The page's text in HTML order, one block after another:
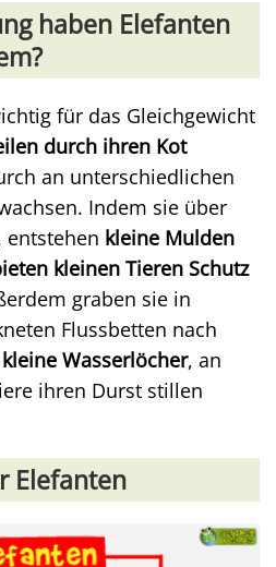
haben Elefanten
für das Gleichgewicht
durch ihren Kot
an unterschiedlichen
Indem sie über
entstehen kleine Mulden
kleinen Tieren Schutz
graben sie in
Flussbetten nach
Wasserlöcher, an
ihren Durst stillen
Elefanten